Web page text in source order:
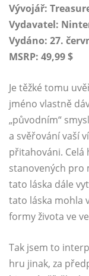
Vývojář:
Vydavatel:
Vydáno: 27.
MSRP: 49,99 $
Je těžké tomu
jméno vlastně
„původním“
a svěřování vaší
přitahováni. Celá
stanovených pro
tato láska dále
tato láska mohla
formy života ve
Tak jsem to
hru jinak, za